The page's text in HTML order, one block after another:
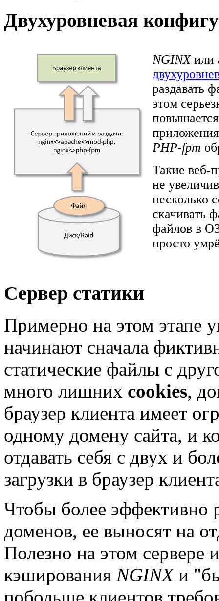
Двухуровневая
NGINXили
раздавать
этом
PHP-fpm
Такие веб-
не
несколько
скачивать
файлов в
просто
Сервер статики
Примерно на этом этапе
начинают сначала
статические файлы с
много лишних cookies,
браузер клиента имеет
одному домену сайта, и
отдавать себя с двух и
загрузки в браузер
Чтобы более эффективно
доменов, ее выносят на
Полезно на этом сервере
кэширования NGINXи